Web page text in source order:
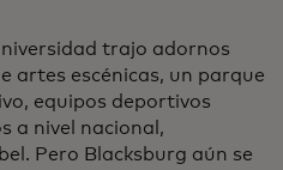
trajo adornos
artes escénicas, un parque
equipos deportivos
a nivel nacional,
Pero Blacksburg aún se